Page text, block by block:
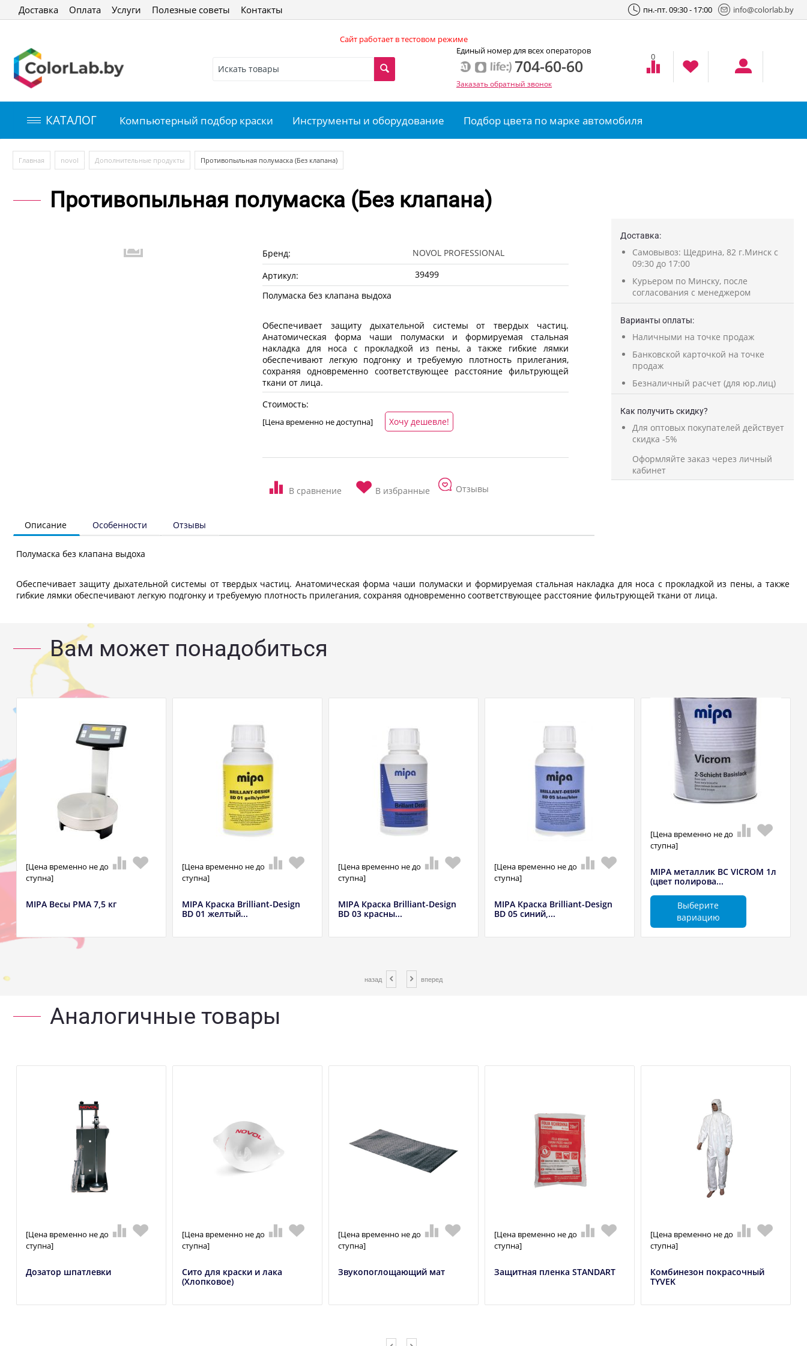
Доставка Оплата Услуги Полезные советы Контакты пн.-пт. 09:30 - 17:00 info@colorlab.by
Сайт работает в тестовом режиме
Единый номер для всех операторов
704-60-60
Заказать обратный звонок
0
КАТАЛОГ Компьютерный подбор краски Инструменты и оборудование Подбор цвета по марке автомобиля
Главная novol Дополнительные продукты Противопыльная полумаска (Без клапана)
Противопыльная полумаска (Без клапана)
Бренд:
NOVOL PROFESSIONAL
Артикул:
39499
Полумаска без клапана выдоха
Обеспечивает защиту дыхательной системы от твердых частиц.
Анатомическая форма чаши полумаски и формируемая стальная
накладка для носа с прокладкой из пены, а также гибкие лямки
обеспечивают легкую подгонку и требуемую плотность прилегания,
сохраняя одновременно соответствующее расстояние фильтрующей
ткани от лица.
Стоимость:
[Цена временно не доступна] Хочу дешевле!
Отзывы
Описание Особенности Отзывы
Полумаска без клапана выдоха
Обеспечивает защиту дыхательной системы от твердых частиц. Анатомическая форма чаши полумаски и формируемая стальная накладка для носа с прокладкой из пены, а также
гибкие лямки обеспечивают легкую подгонку и требуемую плотность прилегания, сохраняя одновременно соответствующее расстояние фильтрующей ткани от лица.
Доставка:
Самовывоз: Щедрина, 82 г.Минск с
09:30 до 17:00
Курьером по Минску, после
согласования с менеджером
Варианты оплаты:
Наличными на точке продаж
Банковской карточкой на точке
продаж
Безналичный расчет (для юр.лиц)
Как получить скидку?
Для оптовых покупателей действует
скидка -5%
Оформляйте заказ через личный
кабинет
Вам может понадобиться
[Цена временно не до
ступна]
MIPA Весы РМА 7,5 кг
[Цена временно не до
ступна]
MIPA Краска Brilliant-Design
BD 01 желтый...
[Цена временно не до
ступна]
MIPA Краска Brilliant-Design
BD 03 красны...
[Цена временно не до
ступна]
MIPA Краска Brilliant-Design
BD 05 синий,...
[Цена временно не до
ступна]
MIPA металлик BC VICROM 1л
(цвет полирова...
Выберите
вариацию
назад вперед
Аналогичные товары
[Цена временно не до
ступна]
Дозатор шпатлевки
[Цена временно не до
ступна]
Сито для краски и лака
(Хлопковое)
[Цена временно не до
ступна]
Звукопоглощающий мат
[Цена временно не до
ступна]
Защитная пленка STANDART
[Цена временно не до
ступна]
Комбинезон покрасочный
TYVEK